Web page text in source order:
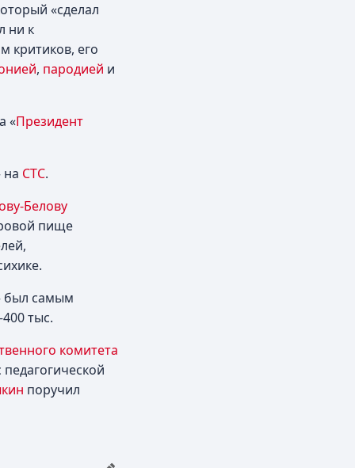
«сделал
ни к
критиков, его
, пародией и
«Президент
на СТС.
Белову
пище
был самым
тыс.
комитета
поручил